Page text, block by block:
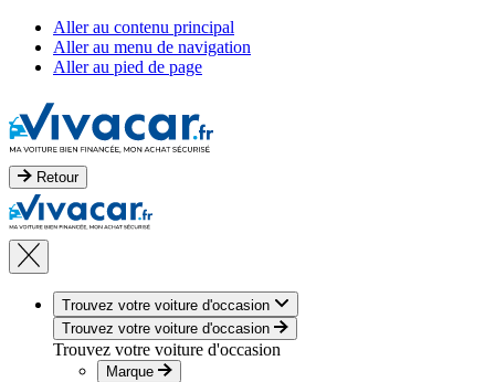
Aller au contenu principal
Aller au menu de navigation
Aller au pied de page
Retour
Trouvez votre voiture d'occasion
Trouvez votre voiture d'occasion
Trouvez votre voiture d'occasion
Marque